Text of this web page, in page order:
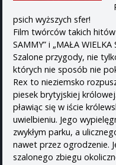
psich wyższych sfer!
Film twórców takich hitów
SAMMY” i „MAŁA WIELKA
Szalone przygody, nie
których nie sposób nie
Rex to nieziemsko
piesek brytyjskiej
pławiąc się w iście
uwielbieniu. Jego
zwykłym parku, a
nawet przez ogrodzenie.
szalonego zbiegu